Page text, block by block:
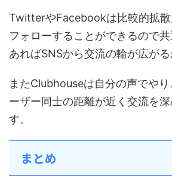
TwitterやFacebookは比較的拡散
フォローすることができるので
あればSNSから交流の輪が広がる
またClubhouseは自分の声でや
ーザー同士の距離が近く交流を
す。
まとめ